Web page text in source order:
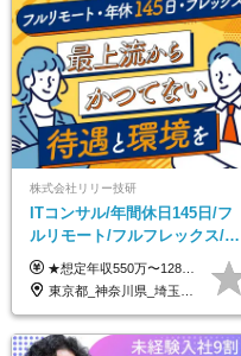
株式会社リリー技研
ITコンサル/年間休日145日/フ
ルリモート/フルフレックス/残
業基本なし/全国からの応募
OK/特別休暇あり
★想定年収550万〜1289万円 ■契約社員 月給45.8万〜71.6万円 ★想定年収688万〜1611万円 ■正社員 月給57.3万〜89.5万円 ※給与は経験・スキルを考慮の上、決定します。 ※試用期間3ヶ月（その間の給与・待遇に差異はありません）期間は短縮の可能性あり ※残業代は別途全額支給します 【★評価について★】 弊社では、1〜7の7段階からなる等級制を導入しています。 【★昇給の仕組み★】 等級が1段階上がるごとに、基本給の25％に相当する額が昇給されます。 評価は年2回実施されるため、年に2回の昇給チャンスがあります。 頑張りが正当に評価される、透明性の高い制度です。
東京都_神奈川県_埼玉県_千葉県_大阪府_愛知県_北海道_青森県_岩手県_宮城県_秋田県_山形県_福島県_茨城県_栃木県_群馬県_新潟県_山梨県_長野県_富山県_石川県_福井県_静岡県_岐阜県_三重県_兵庫県_京都府_滋賀県_奈良県_和歌山県_広島県_岡山県_鳥取県_島根県_山口県_徳島県_香川県_愛媛県_高知県_福岡県_熊本県_佐賀県_長崎県_大分県_宮崎県_鹿児島県_沖縄県